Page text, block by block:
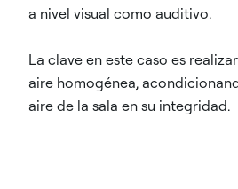
a nivel visual como auditivo.
La clave en este caso es
aire homogénea,
aire de la sala en su integridad.